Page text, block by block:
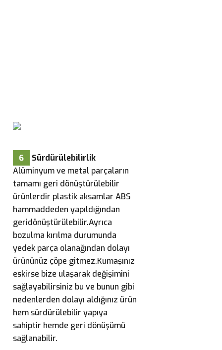
6
Sürdürülebilirlik
Alüminyum ve metal parçaların
tamamı geri dönüştürülebilir
ürünlerdir plastik aksamlar ABS
hammaddeden yapıldığından
geridönüştürülebilir.Ayrıca
bozulma kırılma durumunda
yedek parça olanağından dolayı
ürününüz çöpe gitmez.Kumaşınız
eskirse bize ulaşarak değişimini
sağlayabilirsiniz bu ve bunun gibi
nedenlerden dolayı aldığınız ürün
hem sürdürülebilir yapıya
sahiptir hemde geri dönüşümü
sağlanabilir.